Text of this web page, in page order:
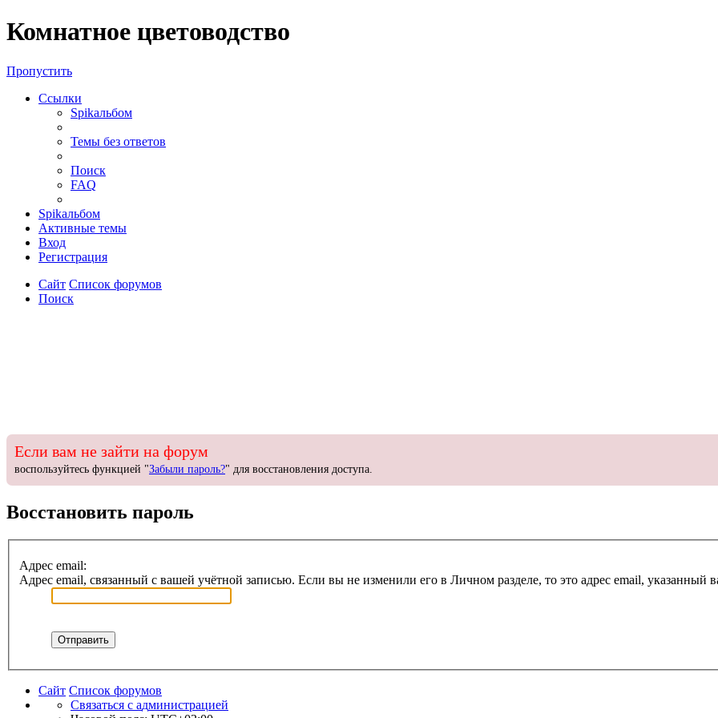
Регистрация
Комнатное цветоводство
Пропустить
Ссылки
Spikальбом
Темы без ответов
Поиск
FAQ
Spikальбом
Активные темы
Вход
Регистрация
Сайт Список форумов
Поиск
Если вам не зайти на форум
воспользуйтесь функцией "Забыли пароль?" для восстановления доступа.
Восстановить пароль
Адрес email:
Адрес email, связанный с вашей учётной записью. Если вы не изменили его в Личном разделе, то это адрес email, указанный
Сайт Список форумов
Связаться с администрацией